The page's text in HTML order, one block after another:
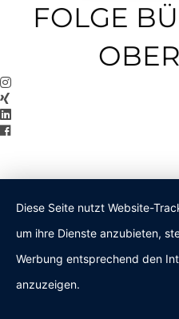
FOLGE
Diese Seite nutzt Website-
um ihre Dienste anzubieten,
Werbung entsprechend den
anzuzeigen.